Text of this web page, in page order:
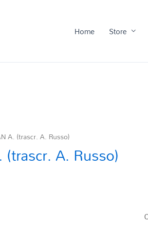
Home Store
A. (trascr. A. Russo)
A. Russo)